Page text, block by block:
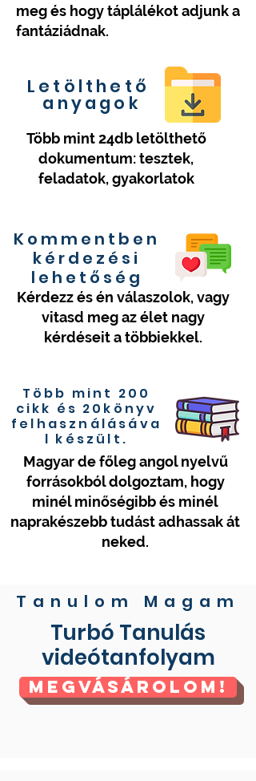
meg és hogy táplálékot adjunk a
fantáziádnak.
Letölthető
anyagok
Több mint 24db letölthető
dokumentum: tesztek,
feladatok, gyakorlatok
Kommentben
kérdezési
lehetőség
Kérdezz és én válaszolok, vagy
vitasd meg az élet nagy
kérdéseit a többiekkel.
Több mint 200
cikk és 20könyv
felhasználásáva
l készült.
Magyar de főleg angol nyelvű
forrásokból dolgoztam, hogy
minél minőségibb és minél
naprakészebb tudást adhassak át
neked.
Tanulom Magam
Turbó Tanulás
videótanfolyam
Megvásárolom!